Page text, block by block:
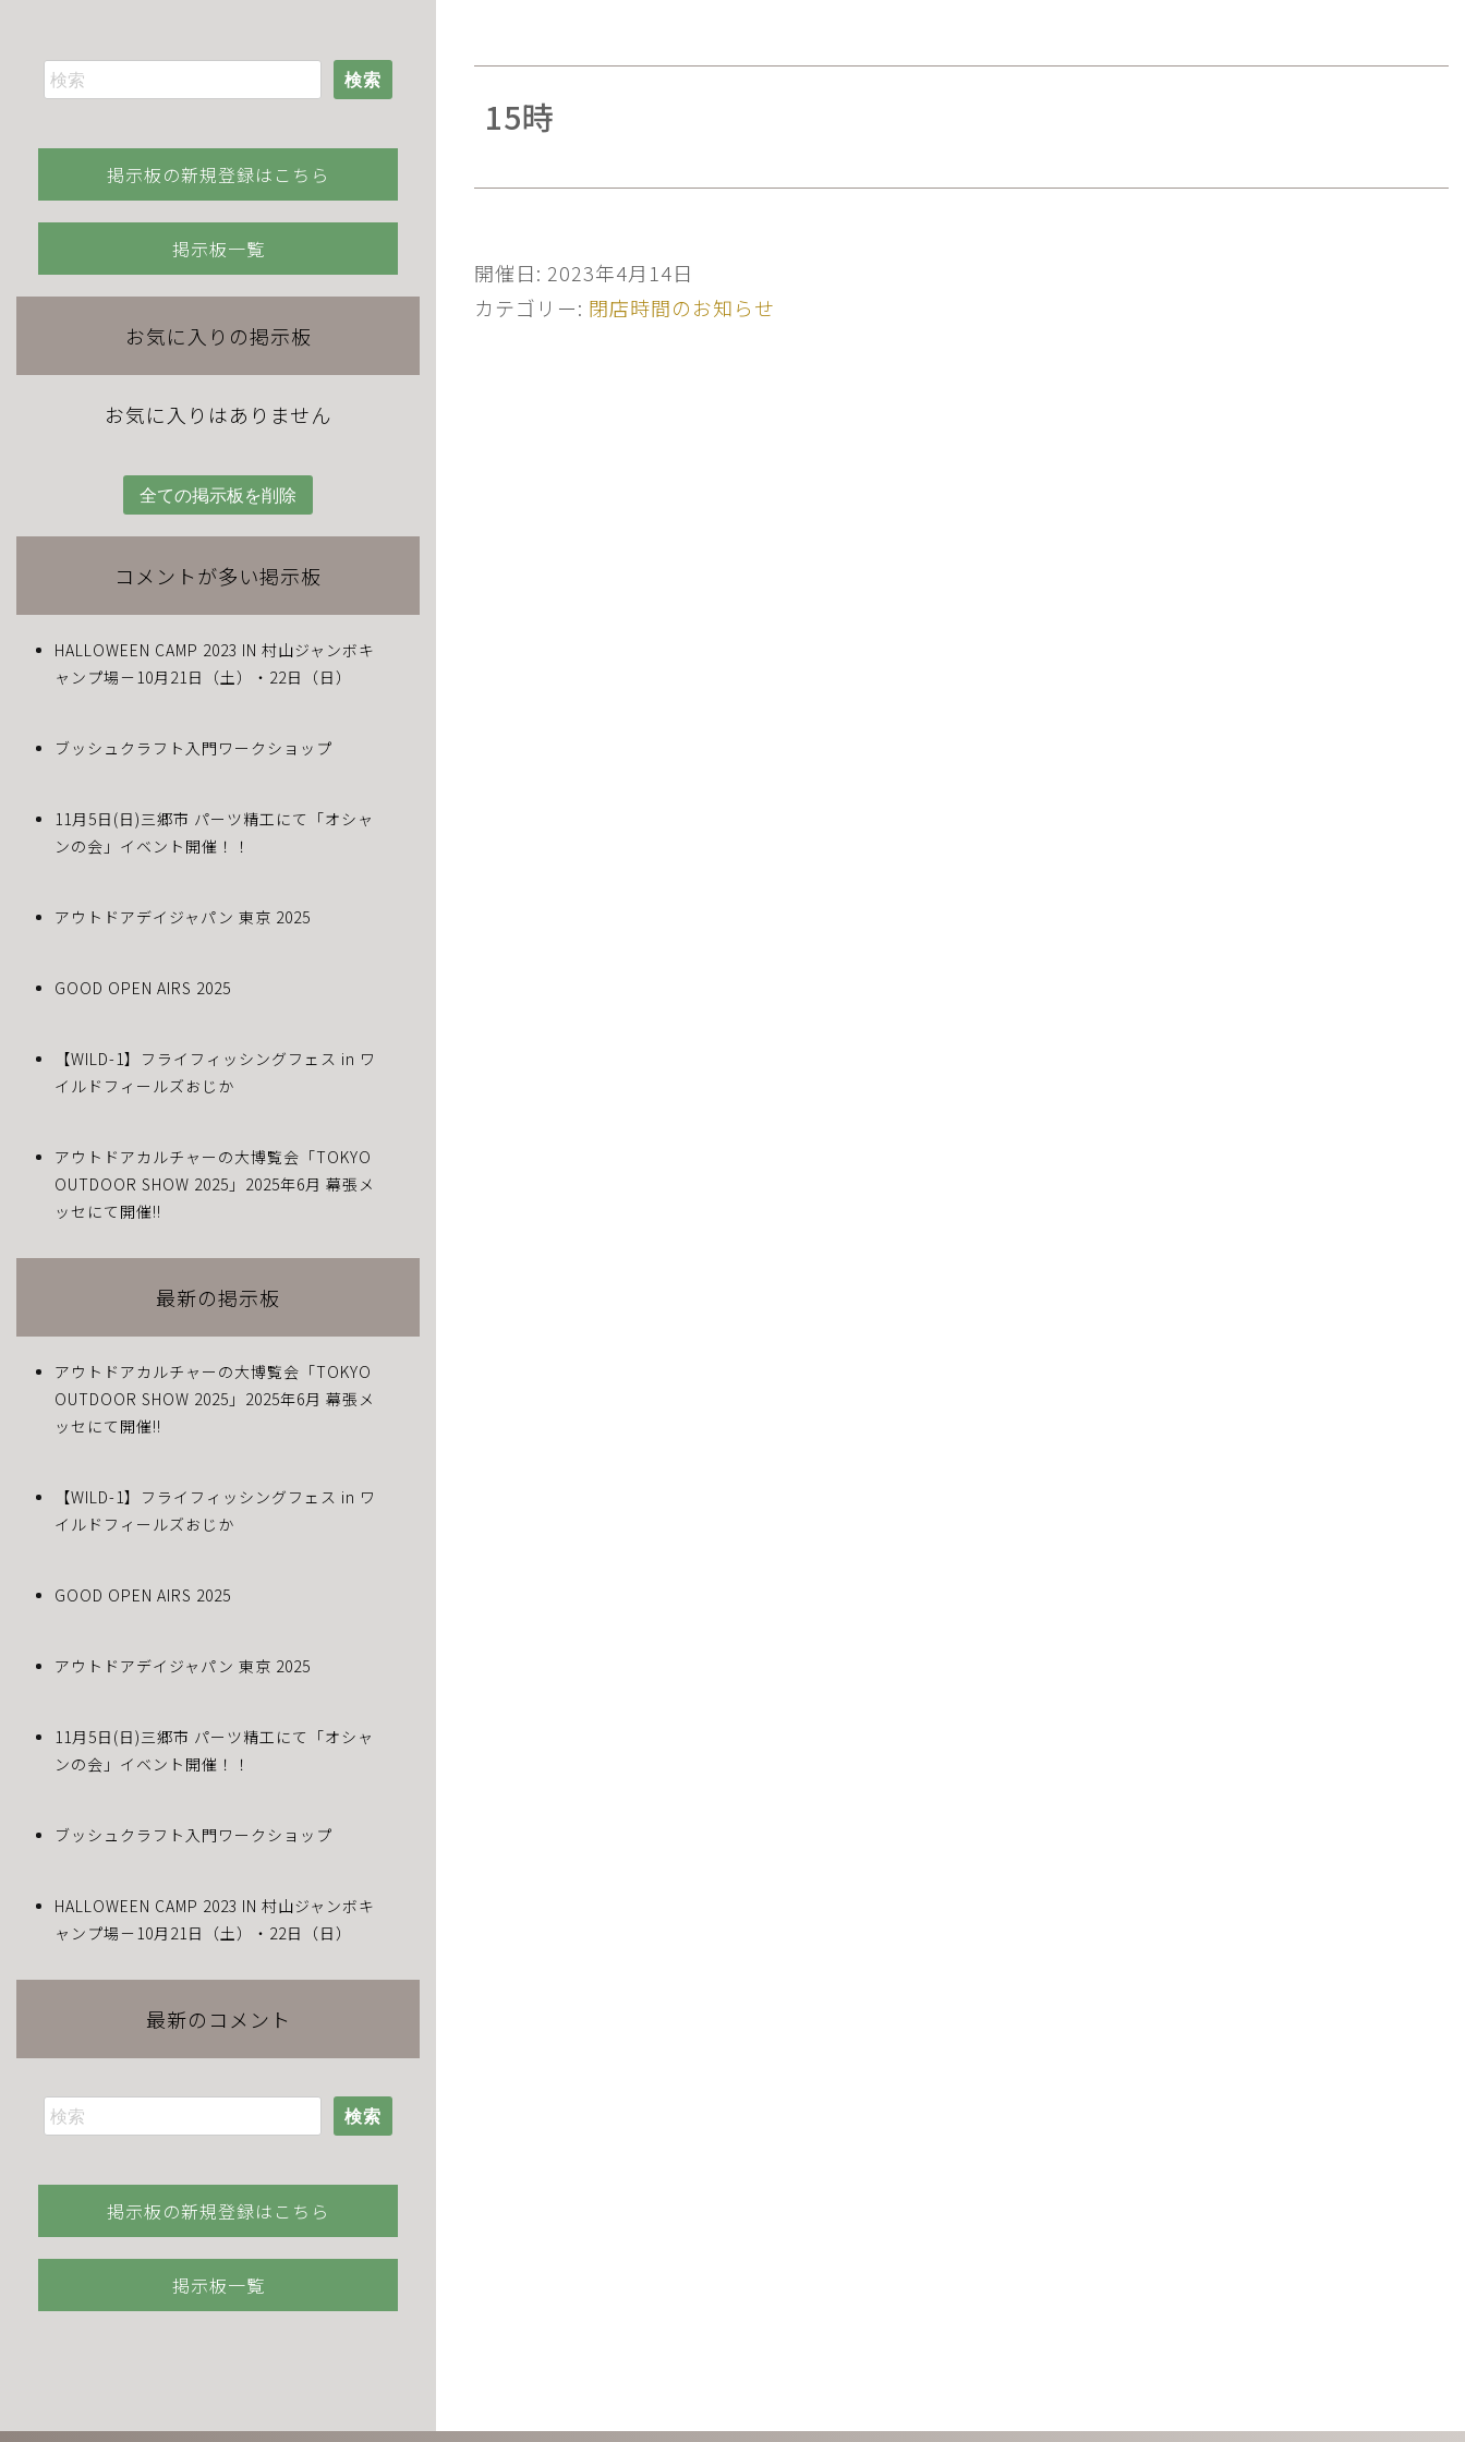
15時
開催日: 2023年4月14日
カテゴリー: 閉店時間のお知らせ
検索
掲示板の新規登録はこちら
掲示板一覧
お気に入りの掲示板
お気に入りはありません
全ての掲示板を削除
コメントが多い掲示板
HALLOWEEN CAMP 2023 IN 村山ジャンボキ
ャンプ場－10月21日（土）・22日（日）
ブッシュクラフト入門ワークショップ
11月5日(日)三郷市 パーツ精工にて「オシャ
ンの会」イベント開催！！
アウトドアデイジャパン 東京 2025
GOOD OPEN AIRS 2025
【WILD-1】フライフィッシングフェス in ワ
イルドフィールズおじか
アウトドアカルチャーの大博覧会「TOKYO
OUTDOOR SHOW 2025」2025年6月 幕張メ
ッセにて開催!!
最新の掲示板
アウトドアカルチャーの大博覧会「TOKYO
OUTDOOR SHOW 2025」2025年6月 幕張メ
ッセにて開催!!
【WILD-1】フライフィッシングフェス in ワ
イルドフィールズおじか
GOOD OPEN AIRS 2025
アウトドアデイジャパン 東京 2025
11月5日(日)三郷市 パーツ精工にて「オシャ
ンの会」イベント開催！！
ブッシュクラフト入門ワークショップ
HALLOWEEN CAMP 2023 IN 村山ジャンボキ
ャンプ場－10月21日（土）・22日（日）
最新のコメント
検索
掲示板の新規登録はこちら
掲示板一覧